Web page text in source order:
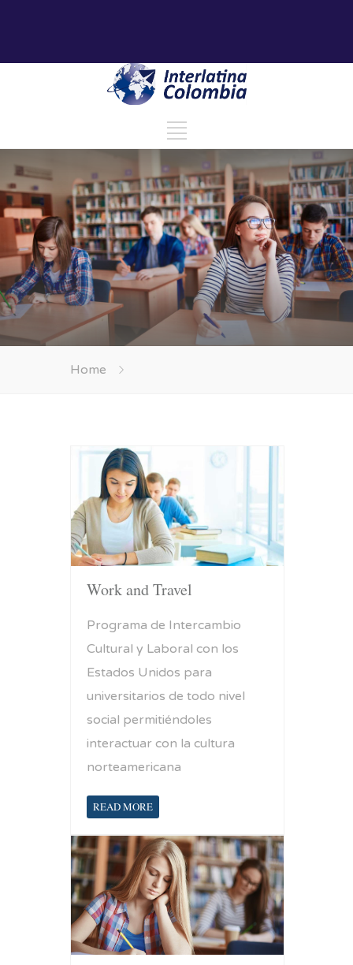
Home
Work and Travel
Programa de Intercambio
Cultural y Laboral con los
Estados Unidos para
universitarios de todo nivel
social permitiéndoles
interactuar con la cultura
norteamericana
READ MORE